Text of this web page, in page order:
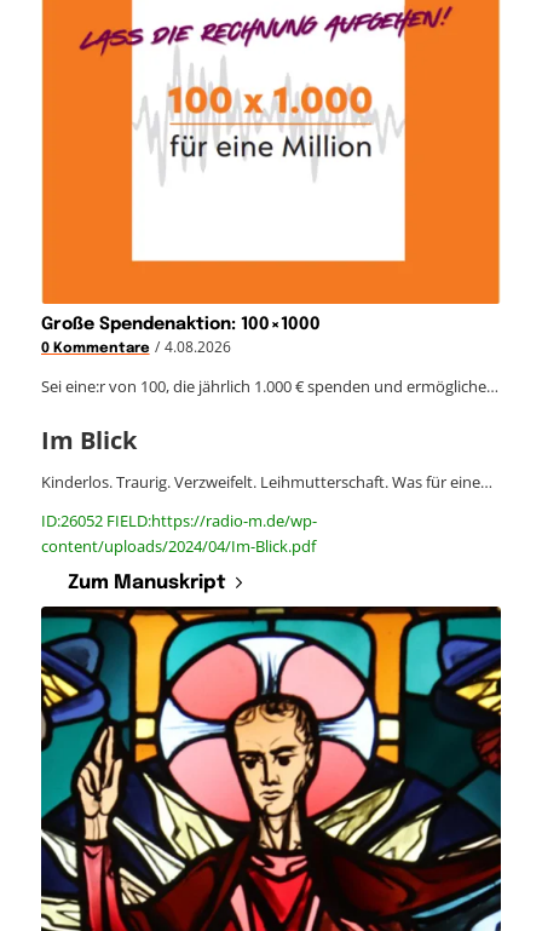
Große Spendenaktion: 100×1000
0 Kommentare / 4.08.2026
Sei eine:r von 100, die jährlich 1.000 € spenden und ermögliche…
Im Blick
Kinderlos. Traurig. Verzweifelt. Leihmutterschaft. Was für eine…
ID:26052 FIELD:https://radio-m.de/wp-
content/uploads/2024/04/Im-Blick.pdf
Zum Manuskript